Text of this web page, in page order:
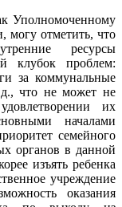
Уполномоченному
могу отметить, что
ресурсы
клубок проблем:
за коммунальные
что не может не
их
началами
семейного
органов в данной
изъять ребенка
учреждение
оказания